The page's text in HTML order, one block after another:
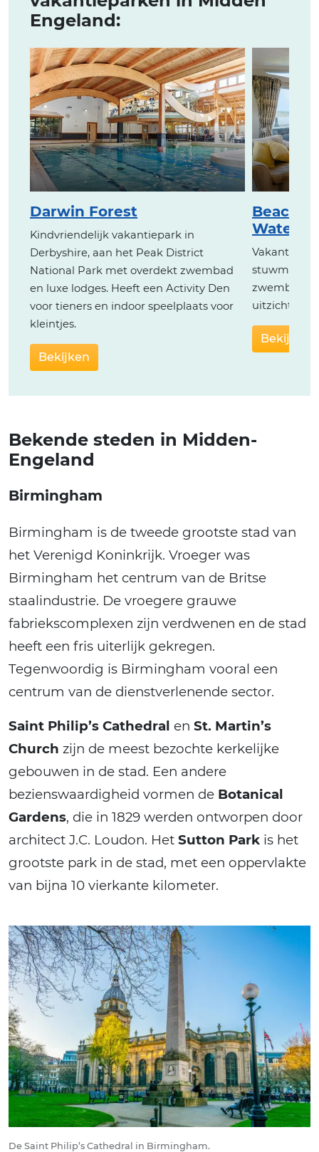
Engeland:
Darwin Forest
Kindvriendelijk vakantiepark in
Derbyshire, aan het Peak District
National Park met overdekt zwembad
en luxe lodges. Heeft een Activity Den
voor tieners en indoor speelplaats voor
kleintjes.
Bekijken
Beach
stuwmeer
zwembad.
uitzicht op
Bekijken
Bekende steden in Midden-
Engeland
Birmingham
Birmingham is de tweede grootste stad van
het Verenigd Koninkrijk. Vroeger was
Birmingham het centrum van de Britse
staalindustrie. De vroegere grauwe
fabriekscomplexen zijn verdwenen en de stad
heeft een fris uiterlijk gekregen.
Tegenwoordig is Birmingham vooral een
centrum van de dienstverlenende sector.
Saint Philip’s Cathedral en St. Martin’s
Church zijn de meest bezochte kerkelijke
gebouwen in de stad. Een andere
bezienswaardigheid vormen de Botanical
Gardens, die in 1829 werden ontworpen door
architect J.C. Loudon. Het Sutton Park is het
grootste park in de stad, met een oppervlakte
van bijna 10 vierkante kilometer.
De Saint Philip’s Cathedral in Birmingham.